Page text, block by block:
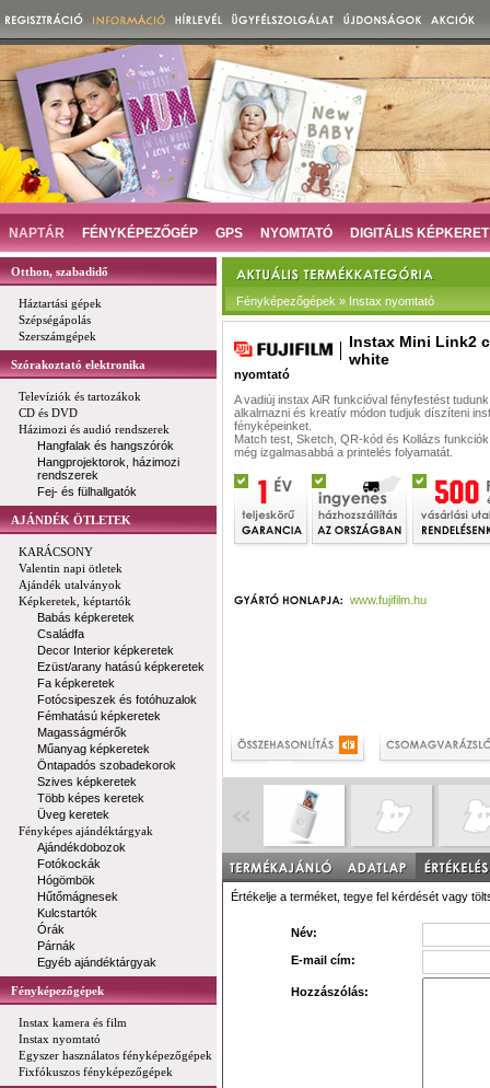
NAPTÁR FÉNYKÉPEZŐGÉP GPS NYOMTATÓ DIGITÁLIS KÉPKERET
Otthon, szabadidő
Háztartási gépek
Szépségápolás
Szerszámgépek
Szórakoztató elektronika
Televíziók és tartozákok
CD és DVD
Házimozi és audió rendszerek
Hangfalak és hangszórók
Hangprojektorok, házimozi
rendszerek
Fej- és fülhallgatók
AJÁNDÉK ÖTLETEK
KARÁCSONY
Valentin napi ötletek
Ajándék utalványok
Képkeretek, képtartók
Babás képkeretek
Családfa
Decor Interior képkeretek
Ezüst/arany hatású képkeretek
Fa képkeretek
Fotócsipeszek és fotóhuzalok
Fémhatású képkeretek
Magasságmérők
Műanyag képkeretek
Öntapadós szobadekorok
Szives képkeretek
Több képes keretek
Üveg keretek
Fényképes ajándéktárgyak
Ajándékdobozok
Fotókockák
Hógömbök
Hűtőmágnesek
Kulcstartók
Órák
Párnák
Egyéb ajándéktárgyak
Fényképezőgépek
Instax kamera és film
Instax nyomtató
Egyszer használatos fényképezőgépek
Fixfókuszos fényképezőgépek
Fényképezőgépek » Instax nyomtató
Instax Mini Link2
white
nyomtató
A vadiúj instax AiR funkcióval fényfestést tudunk
alkalmazni és kreatív módon tudjuk díszíteni
fényképeinket.
Match test, Sketch, QR-kód és Kollázs
még izgalmasabbá a printelés folyamatát.
www.fujifilm.hu
Értékelje a terméket, tegye fel kérdését vagy
Név:
E-mail cím:
Hozzászólás: